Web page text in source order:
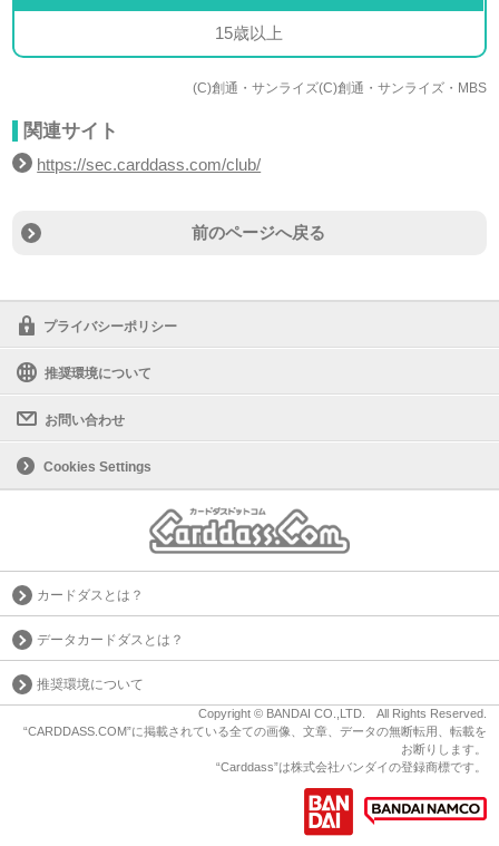
15歳以上
(C)創通・サンライズ(C)創通・サンライズ・MBS
関連サイト
https://sec.carddass.com/club/
前のページへ戻る
プライバシーポリシー
推奨環境について
お問い合わせ
Cookies Settings
カードダスとは？
データカードダスとは？
推奨環境について
Copyright © BANDAI CO.,LTD. All Rights Reserved.
“CARDDASS.COM”に掲載されている全ての画像、文章、データの無断転用、転載を
お断りします。
“Carddass”は株式会社バンダイの登録商標です。